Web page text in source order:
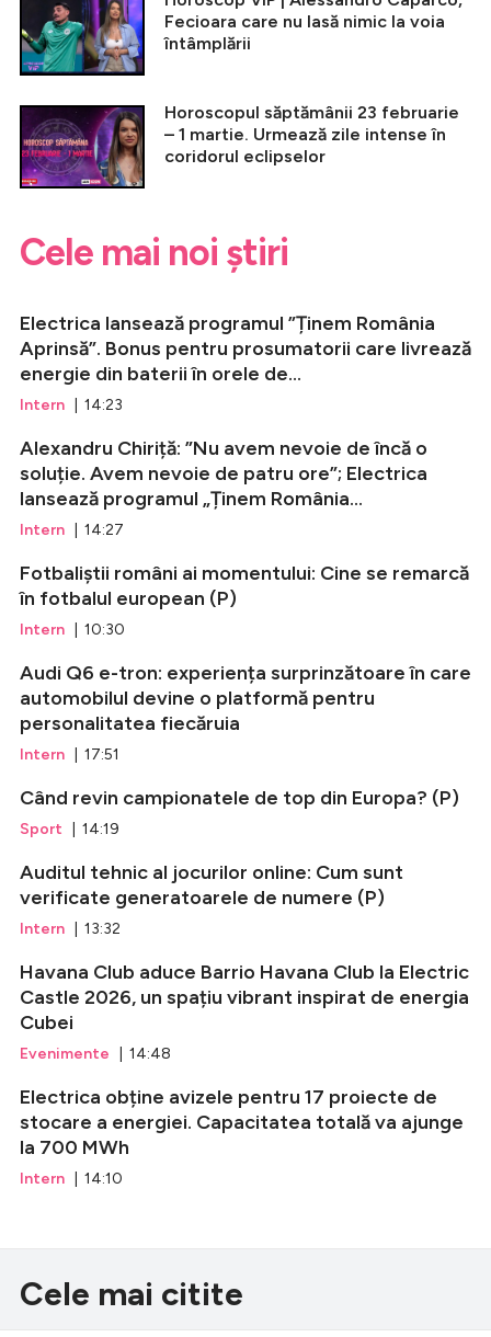
Fecioara care nu lasă nimic la voia
întâmplării
Horoscopul săptămânii 23 februarie
– 1 martie. Urmează zile intense în
coridorul eclipselor
Cele mai noi știri
Electrica lansează programul ”Ținem România
Aprinsă”. Bonus pentru prosumatorii care livrează
energie din baterii în orele de...
Intern | 14:23
Alexandru Chiriță: ”Nu avem nevoie de încă o
soluție. Avem nevoie de patru ore”; Electrica
lansează programul „Ținem România...
Intern | 14:27
Fotbaliștii români ai momentului: Cine se remarcă
în fotbalul european (P)
Intern | 10:30
Audi Q6 e-tron: experiența surprinzătoare în care
automobilul devine o platformă pentru
personalitatea fiecăruia
Intern | 17:51
Când revin campionatele de top din Europa? (P)
Sport | 14:19
Auditul tehnic al jocurilor online: Cum sunt
verificate generatoarele de numere (P)
Intern | 13:32
Havana Club aduce Barrio Havana Club la Electric
Castle 2026, un spațiu vibrant inspirat de energia
Cubei
Evenimente | 14:48
Electrica obține avizele pentru 17 proiecte de
stocare a energiei. Capacitatea totală va ajunge
la 700 MWh
Intern | 14:10
Cele mai citite